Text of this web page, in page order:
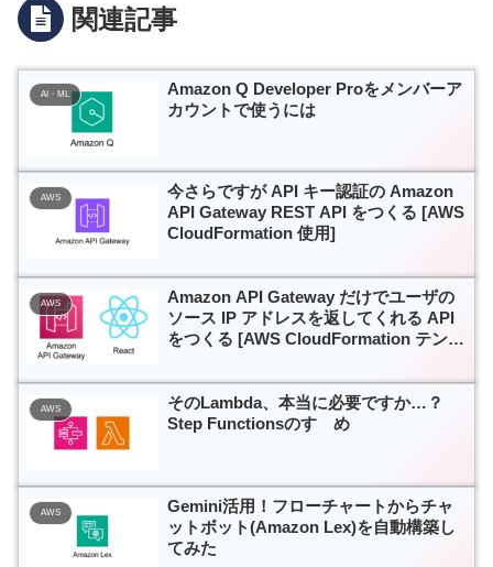
関連記事
AI・ML
Amazon Q Developer Proをメンバーア
カウントで使うには
AWS
今さらですが API キー認証の Amazon
API Gateway REST API をつくる [AWS
CloudFormation 使用]
AWS
Amazon API Gateway だけでユーザの
ソース IP アドレスを返してくれる API
をつくる [AWS CloudFormation テンプ
AWS
そのLambda、本当に必要ですか…？
Step Functionsのすゝめ
AWS
Gemini活用！フローチャートからチャ
ットボット(Amazon Lex)を自動構築し
てみた